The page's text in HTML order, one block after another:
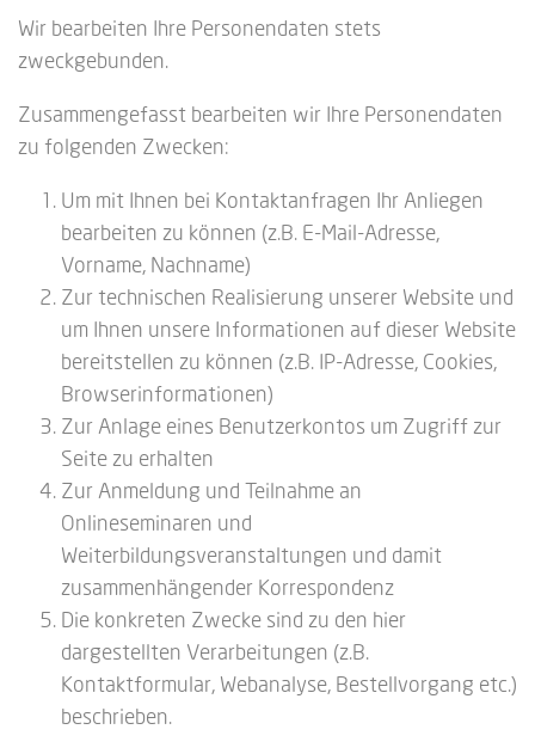
Wir bearbeiten Ihre Personendaten stets
zweckgebunden.
Zusammengefasst bearbeiten wir Ihre Personendaten
zu folgenden Zwecken:
Um mit Ihnen bei Kontaktanfragen Ihr Anliegen
bearbeiten zu können (z.B. E-Mail-Adresse,
Vorname, Nachname)
Zur technischen Realisierung unserer Website und
um Ihnen unsere Informationen auf dieser Website
bereitstellen zu können (z.B. IP-Adresse, Cookies,
Browserinformationen)
Zur Anlage eines Benutzerkontos um Zugriff zur
Seite zu erhalten
Zur Anmeldung und Teilnahme an
Onlineseminaren und
Weiterbildungsveranstaltungen und damit
zusammenhängender Korrespondenz
Die konkreten Zwecke sind zu den hier
dargestellten Verarbeitungen (z.B.
Kontaktformular, Webanalyse, Bestellvorgang etc.)
beschrieben.